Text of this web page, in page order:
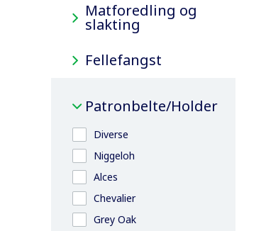
Matforedling og
slakting
Fellefangst
Patronbelte/Holder
Diverse
Niggeloh
Alces
Chevalier
Grey Oak